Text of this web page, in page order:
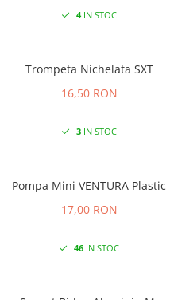
4IN STOC
Trompeta Nichelata SXT
16,50 RON
3IN STOC
Pompa Mini VENTURA Plastic
17,00 RON
46IN STOC